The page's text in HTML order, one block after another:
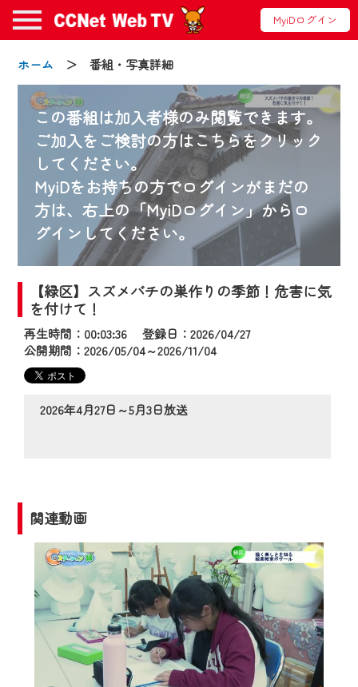
MyiDログイン
ホーム ＞ 番組・写真詳細
この番組は加入者様のみ閲覧できます。
ご加入をご検討の方はこちらをクリック
してください。
MyiDをお持ちの方でログインがまだの
方は、右上の「MyiDログイン」からロ
グインしてください。
【緑区】スズメバチの巣作りの季節！危害に気
を付けて！
再生時間：00:03:36 登録日：2026/04/27
公開期間：2026/05/04～2026/11/04
2026年4月27日～5月3日放送
関連動画
お知らせ
2024/09/02
動画配信サービス『CCNet Web TV』は2024
年9月24日からリニューアルします！
【変更点】
◆デザイン変更により、お住まいの地域
の動画コンテンツが一目瞭然。
◆当社アプリやＰＣブラウザから、いつ
でも・どこでも・外出先でも！
2024年9月24日からはご加入者様へのサー
ビス向上のため、
『CCNet Web TV』を利用いただくには、
一部コンテンツを除き、
CCNetサービスへの加入と『CCNetマイ
ページ※』へのログインが必要となりま
す。
何卒、ご理解ご了承の程よろしくお願い
いたします。